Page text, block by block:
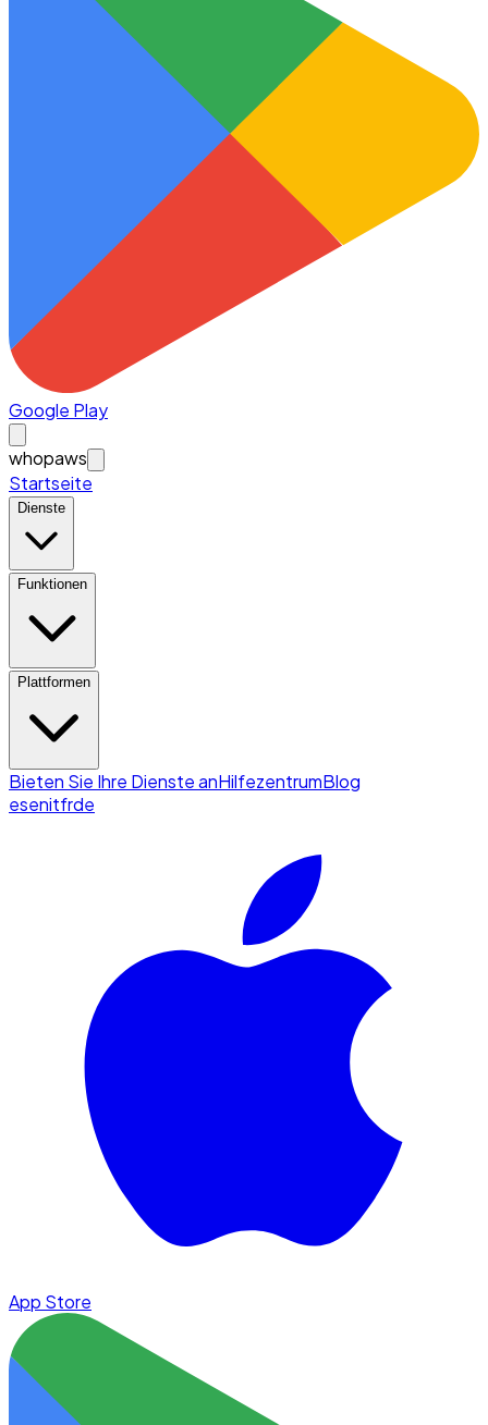
Google Play
whopaws
Startseite
Dienste
Funktionen
Plattformen
Bieten Sie Ihre Dienste anHilfezentrumBlog
esenitfrde
App Store